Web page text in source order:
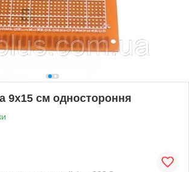
9х15 см одностороння